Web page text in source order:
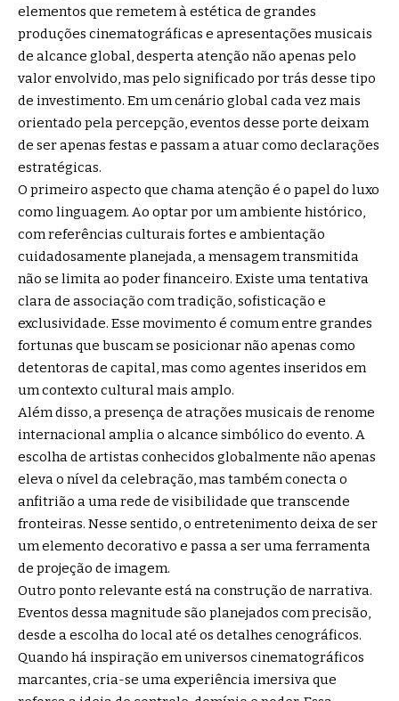
elementos que remetem à estética de grandes
produções cinematográficas e apresentações musicais
de alcance global, desperta atenção não apenas pelo
valor envolvido, mas pelo significado por trás desse tipo
de investimento. Em um cenário global cada vez mais
orientado pela percepção, eventos desse porte deixam
de ser apenas festas e passam a atuar como declarações
estratégicas.
O primeiro aspecto que chama atenção é o papel do luxo
como linguagem. Ao optar por um ambiente histórico,
com referências culturais fortes e ambientação
cuidadosamente planejada, a mensagem transmitida
não se limita ao poder financeiro. Existe uma tentativa
clara de associação com tradição, sofisticação e
exclusividade. Esse movimento é comum entre grandes
fortunas que buscam se posicionar não apenas como
detentoras de capital, mas como agentes inseridos em
um contexto cultural mais amplo.
Além disso, a presença de atrações musicais de renome
internacional amplia o alcance simbólico do evento. A
escolha de artistas conhecidos globalmente não apenas
eleva o nível da celebração, mas também conecta o
anfitrião a uma rede de visibilidade que transcende
fronteiras. Nesse sentido, o entretenimento deixa de ser
um elemento decorativo e passa a ser uma ferramenta
de projeção de imagem.
Outro ponto relevante está na construção de narrativa.
Eventos dessa magnitude são planejados com precisão,
desde a escolha do local até os detalhes cenográficos.
Quando há inspiração em universos cinematográficos
marcantes, cria-se uma experiência imersiva que